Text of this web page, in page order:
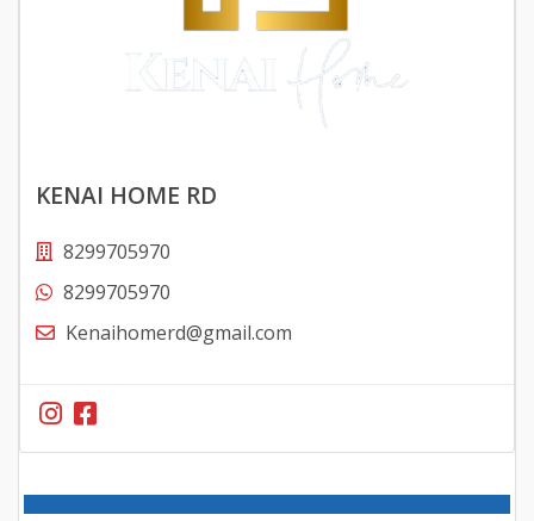
KENAI HOME RD
8299705970
8299705970
Kenaihomerd@gmail.com